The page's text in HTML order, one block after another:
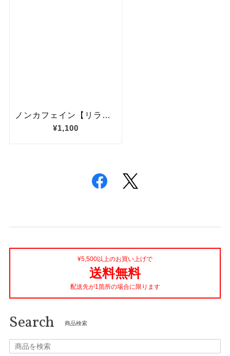
¥5,500以上のお買い上げで
送料無料
配送先が1箇所の場合に限ります
Search 商品検索